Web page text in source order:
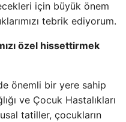
için büyük önem
tebrik ediyorum.
özel hissettirmek
önemli bir yere sahip
ve Çocuk Hastalıkları
tatiller, çocukların